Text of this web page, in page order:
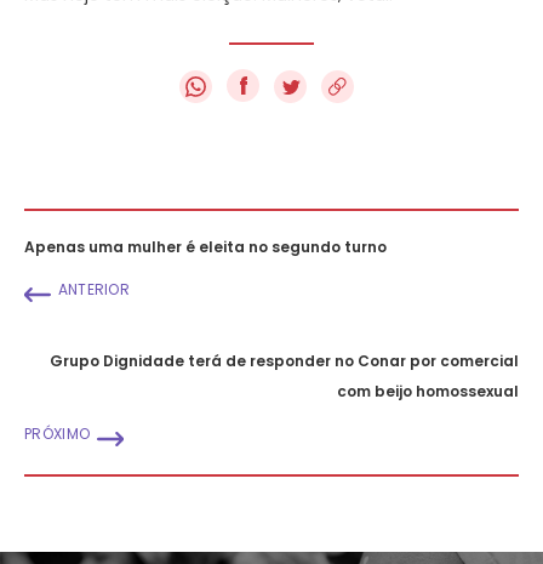
f
Apenas uma mulher é eleita no segundo turno
ANTERIOR
Grupo Dignidade terá de responder no Conar por comercial
com beijo homossexual
PRÓXIMO